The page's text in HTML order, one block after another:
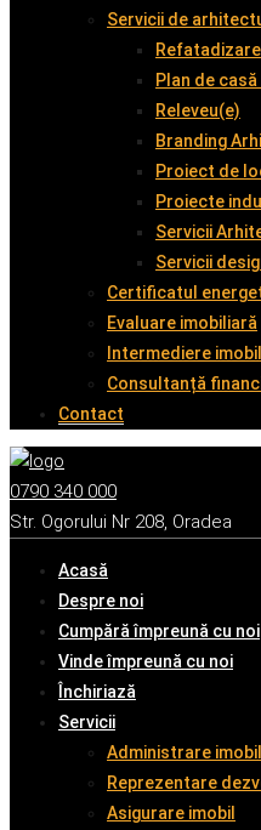
Servicii de
Refatadizare
Plan de
Releveu(e)
Branding
Proiect de
Proiecte
Servicii
Servicii
Certificatul
Evaluare imobiliară
Intermediere
Consultanță
Contact
0790 340 000
Str. Ogorului Nr 208, Oradea
Acasă
Despre noi
Cumpără împreună cu noi
Vinde împreună cu noi
Închiriază
Servicii
Administrare imobil
Reprezentare
Asigurare imobil